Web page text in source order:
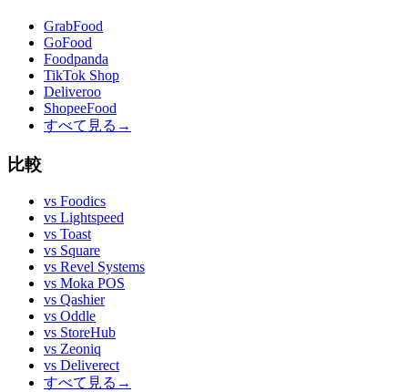
GrabFood
GoFood
Foodpanda
TikTok Shop
Deliveroo
ShopeeFood
すべて見る →
比較
vs Foodics
vs Lightspeed
vs Toast
vs Square
vs Revel Systems
vs Moka POS
vs Qashier
vs Oddle
vs StoreHub
vs Zeoniq
vs Deliverect
すべて見る →